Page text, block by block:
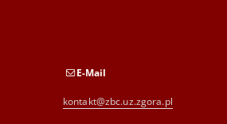
E-Mail
kontakt@zbc.uz.zgora.pl